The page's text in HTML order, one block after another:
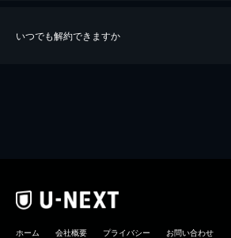
いつでも解約できますか
ホーム 会社概要 プライバシー お問い合わせ